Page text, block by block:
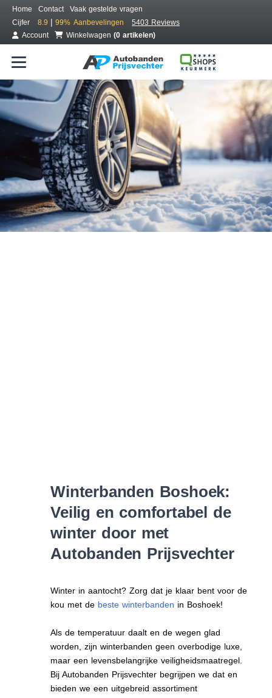
Home Contact
Vaak gestelde vragen
Cijfer
8.9 | 99% Aanbevelingen
5403 Reviews
Account
Winkelwagen (0 artikelen)
Bestel voordelig winterbanden
Gratis bezorgd of montage bij jou in de buurt
Seizoen:
Merken:
Winterbanden Boshoek:
Veilig en comfortabel de
winter door met
Autobanden Prijsvechter
Winter in aantocht? Zorg dat je klaar bent voor de
kou met de beste winterbanden in Boshoek!
Als de temperatuur daalt en de wegen glad
worden, zijn winterbanden geen overbodige luxe,
maar een levensbelangrijke veiligheidsmaatregel.
Bij Autobanden Prijsvechter begrijpen we dat en
bieden we een uitgebreid assortiment